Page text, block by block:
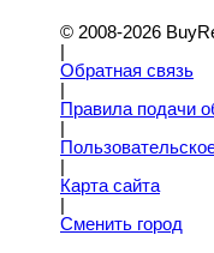
© 2008-2026
Обратная связь
Правила подачи
Карта сайта
Сменить город